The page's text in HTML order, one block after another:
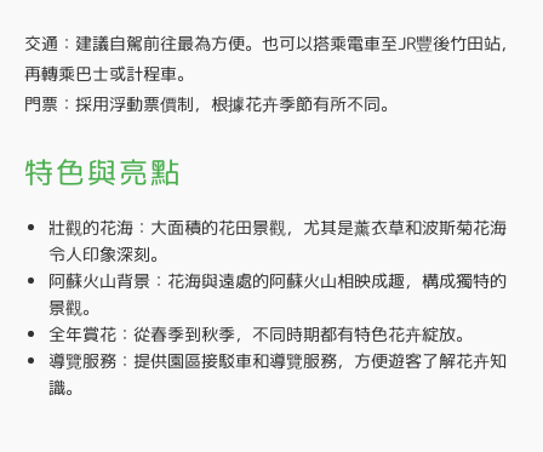
交通：建議自駕前往最為方便。也可以搭乘電車至JR豐後竹田站，
再轉乘巴士或計程車。
門票：採用浮動票價制，根據花卉季節有所不同。
特色與亮點
壯觀的花海：大面積的花田景觀，尤其是薰衣草和波斯菊花海
令人印象深刻。
阿蘇火山背景：花海與遠處的阿蘇火山相映成趣，構成獨特的
景觀。
全年賞花：從春季到秋季，不同時期都有特色花卉綻放。
導覽服務：提供園區接駁車和導覽服務，方便遊客了解花卉知
識。